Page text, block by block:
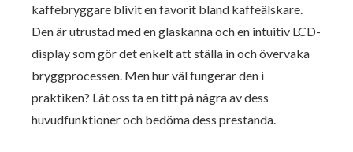
kaffebryggare blivit en favorit bland kaffeälskare.
Den är utrustad med en glaskanna och en intuitiv LCD-
display som gör det enkelt att ställa in och övervaka
bryggprocessen. Men hur väl fungerar den i
praktiken? Låt oss ta en titt på några av dess
huvudfunktioner och bedöma dess prestanda.